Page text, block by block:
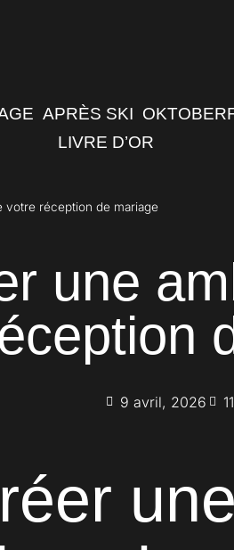
APRÈS SKI
LIVRE D’OR
votre réception de mariage
une
9 avril, 2026